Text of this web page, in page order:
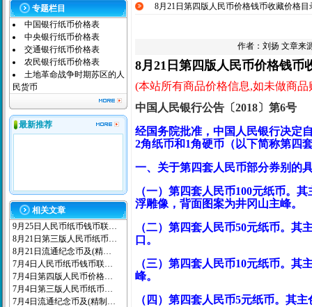
专题栏目
中国银行纸币价格表
中央银行纸币价格表
交通银行纸币价格表
农民银行纸币价格表
土地革命战争时期苏区的人
民货币
最新推荐
相关文章
9月25日人民币纸币钱币联…
8月21日第三版人民币纸币…
8月21日流通纪念币及(精…
7月4日人民币纸币钱币联…
7月4日第四版人民币价格…
7月4日第三版人民币纸币…
7月4日流通纪念币及(精制…
8月21日第四版人民币价格钱币收藏价格目
作者： 刘扬 文章来
8月21日第 四版人民币价格钱币
(本站所有商品价格信息,如未做商品
中国人民银行公告〔2018〕第6号
经国务院批准，中国人民银行决定
2角纸币和1角硬币（以下简称第四
一、关于第四套人民币部分券别的
（一）第四套人民币100元纸币。
浮雕像，背面图案为井冈山主峰。
（二）第四套人民币50元纸币。
口。
（三）第四套人民币10元纸币。
峰。
（四）第四套人民币5元纸币。其